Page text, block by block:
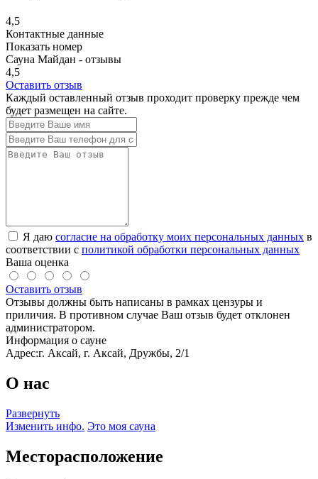
4,5
Контактные данные
Показать номер
Сауна Майдан - отзывы
4,5
Оставить отзыв
Каждый оставленный отзыв проходит проверку прежде чем
будет размещен на сайте.
Я даю согласие на обработку моих персональных данных в
соответствии с политикой обработки персональных данных
Ваша оценка
Оставить отзыв
Отзывы должны быть написаны в рамках цензуры и
приличия. В противном случае Ваш отзыв будет отклонен
администратором.
Информация о сауне
Адрес:г. Аксай, г. Аксай, Дружбы, 2/1
О нас
Развернуть
Изменить инфо. Это моя сауна
Месторасположение